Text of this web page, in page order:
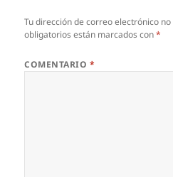
Tu dirección de correo electrónico
obligatorios están marcados con*
COMENTARIO *